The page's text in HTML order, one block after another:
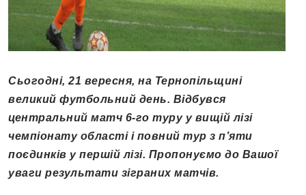
Сьогодні, 21 вересня, на Тернопільщині
великий футбольний день. Відбувся
центральний матч 6-го туру у вищій лізі
чемпіонату області і повний тур з п’яти
поєдинків у першій лізі. Пропонуємо до Вашої
уваги результати зіграних матчів.